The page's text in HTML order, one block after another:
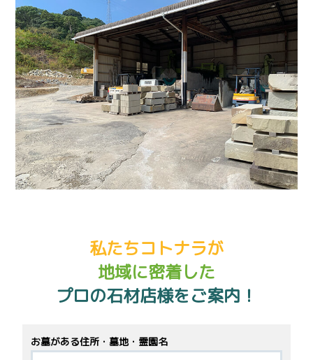
私たちコトナラが
地域に密着した
プロの石材店様をご案内！
お墓がある住所・墓地・霊園名